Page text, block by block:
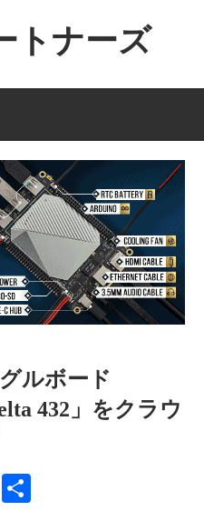
トナーズ
ルボード
432」をクラウ
Copy